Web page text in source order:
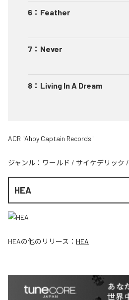
6 ： Feather
7 ： Never
8 ： Living In A Dream
ACR "Ahoy Captain Records"
ジャンル： ワールド / サイケデリック /
HEA
HEAの他のリリース： HEA